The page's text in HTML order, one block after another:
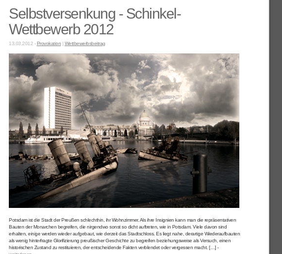
Selbstversenkung - Schinkel-
Wettbewerb 2012
13.03.2012 - Provokation | Wettbewerbsbeitrag
Potsdam ist die Stadt der Preußen schlechthin, ihr Wohnzimmer. Als ihre Insignien kann man die repräsentativen
Bauten der Monarchen begreifen, die nirgendwo sonst so dicht auftreten, wie in Potsdam. Viele davon sind
erhalten, einige werden wieder aufgebaut, wie derzeit das Stadtschloss. Es liegt nahe, derartige Wiederaufbauten
als wenig hinterfragte Glorifizierung preußischer Geschichte zu begreifen beziehungsweise als Versuch, einen
historischen Zustand zu restituieren, der entscheidende Fakten verblendet oder vergessen macht. […] -